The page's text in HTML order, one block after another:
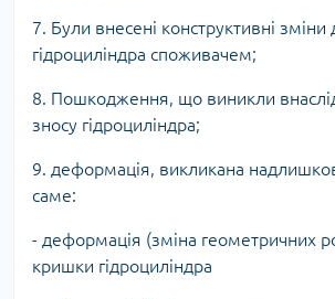
7. Були внесені конструктивні зміни
гідроциліндра споживачем;
8. Пошкодження, що виникли
зносу гідроциліндра;
9. деформація, викликана
саме:
- деформація (зміна геометричних
кришки гідроциліндра